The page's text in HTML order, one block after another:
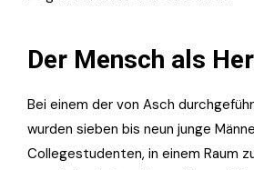
Der Mensch als
Bei einem der von Asch
wurden sieben bis neun junge
Collegestudenten, in einem Raum